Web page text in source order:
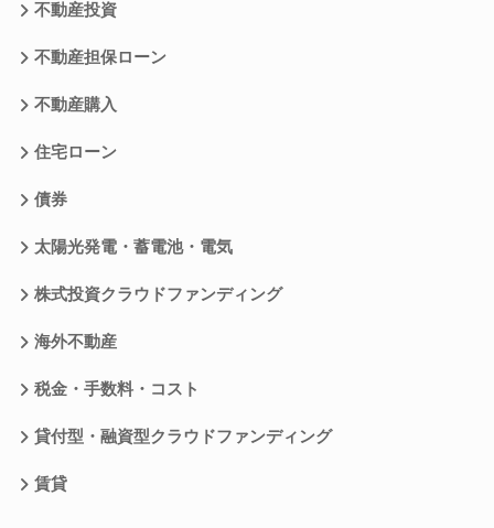
不動産投資
不動産担保ローン
不動産購入
住宅ローン
債券
太陽光発電・蓄電池・電気
株式投資クラウドファンディング
海外不動産
税金・手数料・コスト
貸付型・融資型クラウドファンディング
賃貸